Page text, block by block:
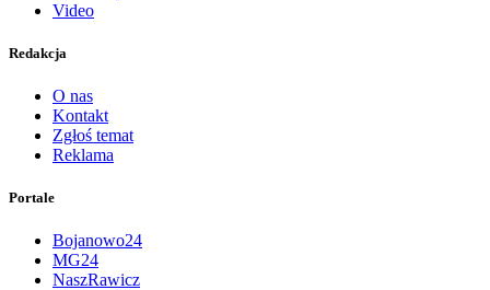
Video
Redakcja
O nas
Kontakt
Zgłoś temat
Reklama
Portale
Bojanowo24
MG24
NaszRawicz